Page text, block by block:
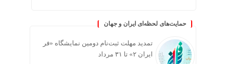
حمایت‌های لحظه‌ای ایران و جهان
تمدید مهلت ثبت‌نام دومین نمایشگاه «فر
ایران ۲» تا ۳۱ مرداد